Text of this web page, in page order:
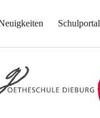
Schulportal